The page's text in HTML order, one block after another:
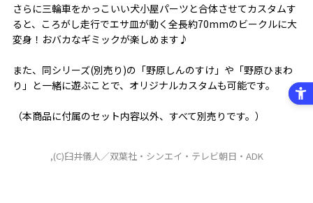
さらに三輪車をかっこいい犬小屋パーツと合体させてカスタムす
ると、ころがし走行でエサ皿が動く全長約70mmのビークルに大
変身！おバカなギミックが楽しめます♪
また、同シリーズ(別売り)の「野原しんのすけ」や「野原ひまわ
り」と一緒に遊ぶことで、オリジナルカスタムも可能です。
（本商品に付属のセット内容以外、すべて別売りです。）
,(C)臼井儀人／双葉社・シンエイ・テレビ朝日・ADK